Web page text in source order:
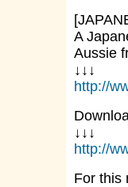
A
Aussie
↓↓↓
http://
↓↓↓
http://
For this